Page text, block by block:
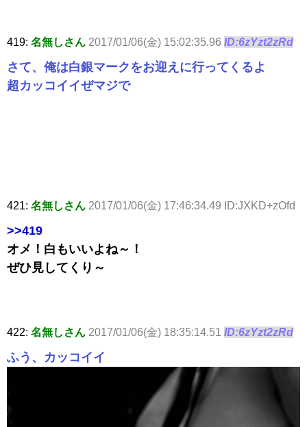
419: 名無しさん 2017/01/06(金) 15:02:35.96 ID:6zYzt2zRd
さて、俺は白銀マークをお迎えに行ってくるよ
超カッコイイぜマジで
421: 名無しさん 2017/01/06(金) 17:46:34.49 ID:JXKD+zOfd
>>419
オメ！白もいいよね～！
ぜひ見してくり～
422: 名無しさん 2017/01/06(金) 18:35:14.51 ID:6zYzt2zRd
ふう、カッコイイ